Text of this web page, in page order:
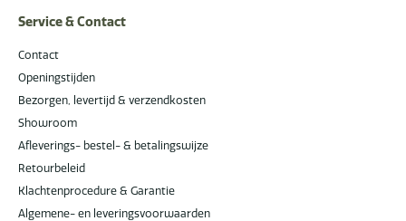
Service & Contact
Contact
Openingstijden
Bezorgen, levertijd & verzendkosten
Showroom
Afleverings- bestel- & betalingswijze
Retourbeleid
Klachtenprocedure & Garantie
Algemene- en leveringsvoorwaarden